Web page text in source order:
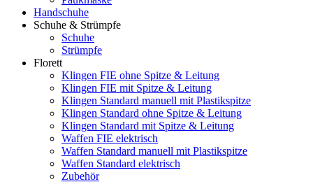
Handschuhe
Schuhe & Strümpfe
Schuhe
Strümpfe
Florett
Klingen FIE ohne Spitze & Leitung
Klingen FIE mit Spitze & Leitung
Klingen Standard manuell mit Plastikspitze
Klingen Standard ohne Spitze & Leitung
Klingen Standard mit Spitze & Leitung
Waffen FIE elektrisch
Waffen Standard manuell mit Plastikspitze
Waffen Standard elektrisch
Zubehör